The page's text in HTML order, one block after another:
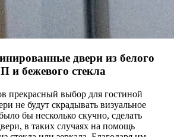
двери из белого
и бежевого стекла
прекрасный выбор для гостиной
не будут скрадывать визуальное
бы несколько скучно, сделать
в таких случаях на помощь